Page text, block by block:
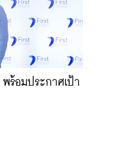
ร้อมประกาศเป้า